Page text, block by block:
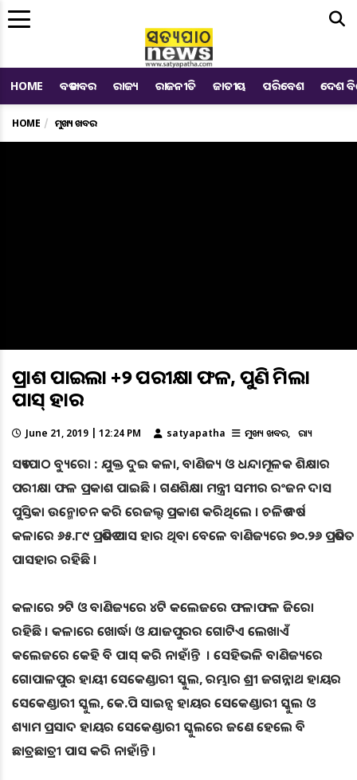
HOME ବଡ ଖବର ରାଜ୍ୟ ରାଜନୀତି ଜାତୀୟ ପରିବେଶ ଦେଶ
HOME ମୁଖ୍ୟ ଖବର
ପ୍ରକାଶ ପାଇଲା +୨ ପରୀକ୍ଷା ଫଳ, ପୁଣି କମିଲା
ପାସ୍ ହାର
June 21, 2019 | 12:24 PM satyapatha ମୁଖ୍ୟ ଖବର ରାଜ୍ୟ
ସତ୍ୟପାଠ ବ୍ୟୁରୋ : ଯୁକ୍ତ ଦୁଇ କଳା, ବାଣିଜ୍ୟ ଓ ଧନ୍ଦାମୂଳକ ଶିକ୍ଷାର
ପରୀକ୍ଷା ଫଳ ପ୍ରକାଶ ପାଇଛି । ଗଣଶିକ୍ଷା ମନ୍ତ୍ରୀ ସମୀର ରଂଜନ ଦାସ
ପୁସ୍ତିକା ଉନ୍ମୋଚନ କରି ରେଜଲ୍ଟ ପ୍ରକାଶ କରିଥିଲେ । ଚଳିତ ବର୍ଷ
କଳାରେ ୬୫.୮୯ ପ୍ରତିଶତ ପାସ ହାର ଥିବା ବେଳେ ବାଣିଜ୍ୟରେ ୭୦.୨୬ ପ୍ରତିଶତ
ପାସହାର ରହିଛି ।
କଳାରେ ୨ଟି ଓ ବାଣିଜ୍ୟରେ ୪ଟି କଲେଜରେ ଫଳାଫଳ ଜିରୋ
ରହିଛି । କଳାରେ ଖୋର୍ଦ୍ଧା ଓ ଯାଜପୁରର ଗୋଟିଏ ଲେଖାଏଁ
କଲେଜରେ କେହି ବି ପାସ୍ କରି ନାହାଁନ୍ତି । ସେହିଭଳି ବାଣିଜ୍ୟରେ
ଗୋପାଳପୁର ହାୟୀ ସେକେଣ୍ଡାରୀ ସ୍କୁଲ, ରମ୍ଭାର ଶ୍ରୀ ଜଗନ୍ନାଥ ହାୟର
ସେକେଣ୍ଡାରୀ ସ୍କୁଲ, କେ.ପି ସାଇନ୍ସ ହାୟର ସେକେଣ୍ଡାରୀ ସ୍କୁଲ ଓ
ଶ୍ୟାମ ପ୍ରସାଦ ହାୟର ସେକେଣ୍ଡାରୀ ସ୍କୁଲରେ ଜଣେ ହେଲେ ବି
ଛାତ୍ରଛାତ୍ରୀ ପାସ କରି ନାହାଁନ୍ତି ।